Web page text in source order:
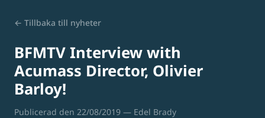
← Tillbaka till nyheter
BFMTV Interview with
Acumass Director, Olivier
Barloy!
Publicerad den 22/08/2019 — Edel Brady